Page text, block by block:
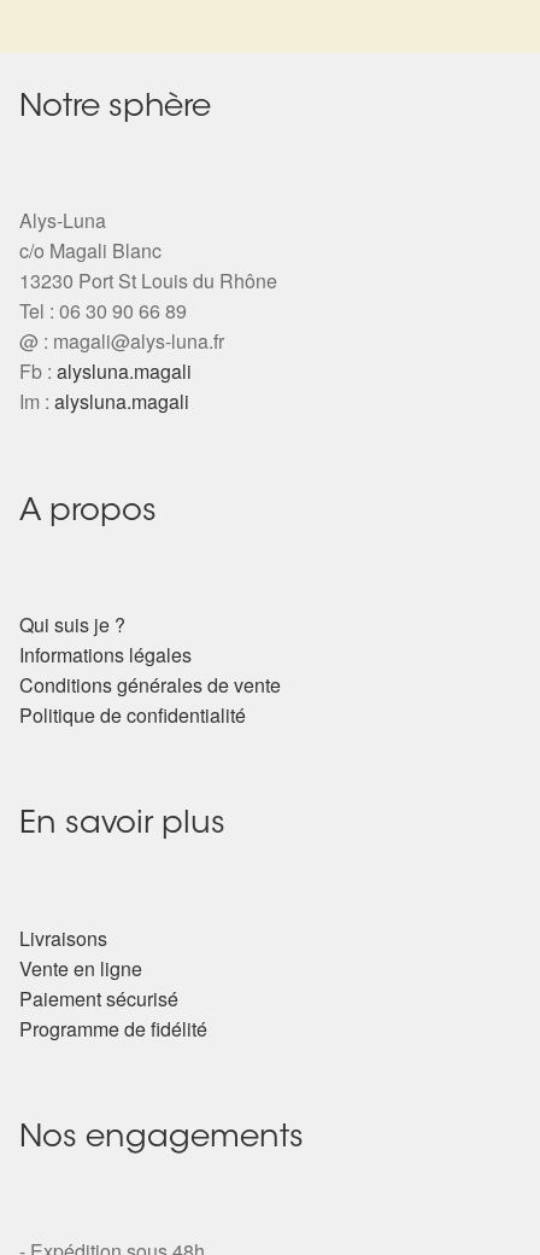
Notre sphère
Alys-Luna
c/o Magali Blanc
13230 Port St Louis du Rhône
Tel : 06 30 90 66 89
@ : magali@alys-luna.fr
Fb : alysluna.magali
Im : alysluna.magali
A propos
Qui suis je ?
Informations légales
Conditions générales de vente
Politique de confidentialité
En savoir plus
Livraisons
Vente en ligne
Paiement sécurisé
Programme de fidélité
Nos engagements